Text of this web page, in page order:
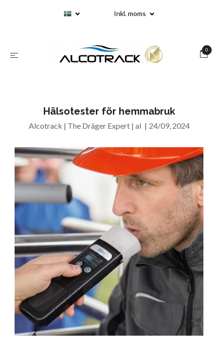
Inkl. moms
0
Hälsotester för hemmabruk
Alcotrack | The Dräger Expert | al | 24/09, 2024